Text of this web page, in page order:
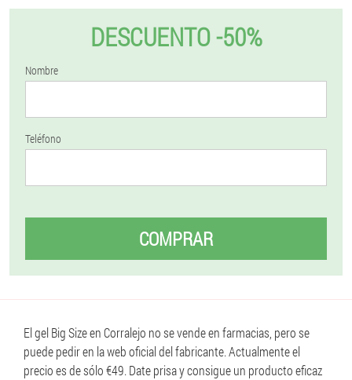
DESCUENTO -50%
Nombre
Teléfono
COMPRAR
El gel Big Size en Corralejo no se vende en farmacias, pero se
puede pedir en la web oficial del fabricante. Actualmente el
precio es de sólo €49. Date prisa y consigue un producto eficaz